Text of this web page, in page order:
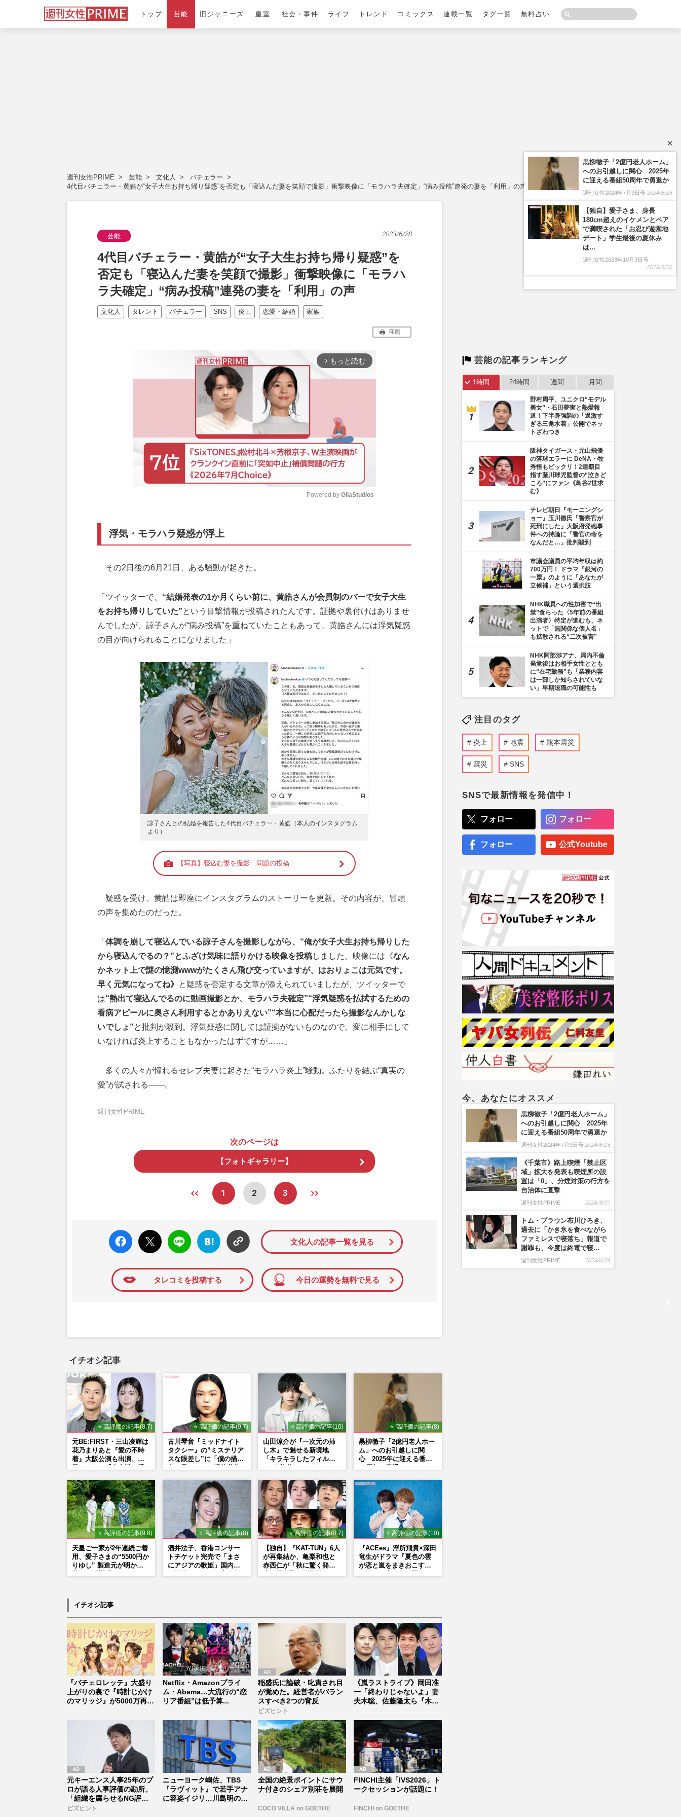
トップ 芸能 旧ジャニーズ 皇室 社会・事件 ライフ トレンド コミックス 連載一覧 タグ一覧 無料占い
週刊女性PRIME 芸能 文化人
バチェラー
4代目バチェラー・黄皓が“女子大生お持ち帰り疑惑”を否定も「寝込んだ妻を笑顔で撮影」衝撃映像に「モラハラ夫確定」“病み投稿”連発の妻を「利用」の声
芸能 2023/6/28
4代目バチェラー・黄皓が“女子大生お持ち帰り疑惑”を
否定も「寝込んだ妻を笑顔で撮影」衝撃映像に「モラハ
ラ夫確定」“病み投稿”連発の妻を「利用」の声
文化人 タレント バチェラー SNS 炎上 恋愛・結婚 家族
印刷
arrow_forward_ios もっと読む
Powered by GliaStudios
浮気・モラハラ疑惑が浮上
その2日後の6月21日、ある騒動が起きた。
「ツイッターで、 “結婚発表の1か月くらい前に、黄皓さんが会員制のバーで女子大生
をお持ち帰りしていた”という目撃情報が投稿されたんです。証拠や裏付けはありませ
んでしたが、諒子さんが“病み投稿”を重ねていたこともあって、黄皓さんには浮気疑惑
の目が向けられることになりました」
諒子さんとの結婚を報告した4代目バチェラー・黄皓（本人のインスタグラム
より）
【写真】寝込む妻を撮影…問題の投稿
疑惑を受け、黄皓は即座にインスタグラムのストーリーを更新。その内容が、冒頭
の声を集めたのだった。
「 体調を崩して寝込んでいる諒子さんを撮影しながら、“俺が女子大生お持ち帰りした
から寝込んでるの？”とふざけ気味に語りかける映像を投稿しました。映像には《なん
かネット上で謎の憶測wwwがたくさん飛び交っていますが、はおりょこは元気です。
早く元気になってね》 と疑惑を否定する文章が添えられていましたが、ツイッターで
は“熱出て寝込んでるのに動画撮影とか、モラハラ夫確定”“浮気疑惑を払拭するための
看病アピールに奥さん利用するとかありえない”“本当に心配だったら撮影なんかしな
いでしょ”と批判が殺到。浮気疑惑に関しては証拠がないものなので、変に相手にして
いなければ炎上することもなかったはずですが……」
多くの人々が憧れるセレブ夫妻に起きた“モラハラ炎上”騒動。ふたりを結ぶ“真実の
愛”が試される――。
週刊女性PRIME
次のページは
【フォトギャラリー】
1 2 3
faceboo
k いい
ね
X ポス
ト
LINE
はてな
ブック
マーク
文化人の記事一覧を見る
タレコミを投稿する 今日の運勢を無料で見る
イチオシ記事
⭐ 高評価の記事(8.7)
元BE:FIRST・三山凌輝は
花乃まりあと『愛の不時
着』大阪公演も出演、趣
ぎ」の実情
⭐ 高評価の記事(9.7)
古川琴音『ミッドナイト
タクシー』の“ミステリア
スな眼差し”に「僕の描く
で“公認”
⭐ 高評価の記事(10)
山田涼介が『一次元の挿
し木』で魅せる新境地
「キラキラしたフィルタ
悟
⭐ 高評価の記事(8)
黒柳徹子「2億円老人ホー
ム」へのお引越しに関
心 2025年に迎える番組
⭐ 高評価の記事(9.8)
天皇ご一家が2年連続ご着
用、愛子さまの“5500円か
りゆし” 製造元が明かす
⭐ 高評価の記事(8)
酒井法子、香港コンサー
トチケット完売で「まさ
にアジアの歌姫」国内外
⭐ 高評価の記事(8.7)
【独自】『KAT-TUN』6人
が再集結か、亀梨和也と
赤西仁が「秋に驚く発
⭐ 高評価の記事(10)
『ACEes』浮所飛貴×深田
竜生がドラマ『夏色の雲
が恋と嵐をまきおこす』
イチオシ記事
『バチェロレッテ』大盛り
上がりの裏で『時計じかけ
のマリッジ』が5000万再
Netflix・Amazonプライ
ム・Abema…大流行の“恋
リア番組”は低予算...
稲盛氏に論破・叱責され目
が覚めた。経営者がバラン
スすべき2つの背反
ビズヒント
《嵐ラストライブ》岡田准
一「終わりじゃないよ」妻
夫木聡、佐藤隆太ら『木更
元キーエンス人事25年のプ
ロが語る人事評価の勘所。
「組織を腐らせるNG評
価」とは...
ビズヒント
ニューヨーク嶋佐、TBS
『ラヴィット』で若手アナ
に容姿イジリ…川島明のフ
全国の絶景ポイントにサウ
ナ付きのシェア別荘を展開
COCO VILLA on GOETHE
FINCHI主催「IVS2026」ト
ークセッションが話題に！
FINCHI on GOETHE
芸能の記事ランキング
1時間 24時間 週間 月間
野村周平、ユニクロ“モデル
美女”・石田夢実と熱愛報
道！下半身強調の「過激す
ぎる三角水着」公開でネッ
トざわつき
阪神タイガース・元山飛優
の落球エラーに DeNA・牧
秀悟もビックリ！2連覇目
指す藤川球児監督の“泣きど
ころ”にファン《鳥谷2世求
む》
テレビ朝日『モーニングシ
ョー』玉川徹氏「警察官が
死刑にした」大阪府発砲事
件への持論に「警官の命を
なんだと…」批判殺到
市議会議員の平均年収は約
700万円！ ドラマ『銀河の
一票』のように「あなたが
立候補」という選択肢
NHK職員への性加害で“出
禁”食らった〈5年前の番組
出演者〉特定が進むも、ネ
ットで「無関係な個人名」
も拡散される“二次被害”
NHK阿部渉アナ、局内不倫
発覚後はお相手女性ととも
に“在宅勤務”も「業務内容
は一部しか知らされていな
い」早期退職の可能性も
注目のタグ
炎上 地震 熊本震災
震災 SNS
SNSで最新情報を発信中！
フォロー フォロー
フォロー 公式Youtube
今、あなたにオススメ
黒柳徹子「2億円老人ホーム」
へのお引越しに関心 2025年
に迎える番組50周年で勇退か
週刊女性2024年7月9日号 2024/6/25
《千葉市》路上喫煙「禁止区
域」拡大を発表も喫煙所の設
置は「0」、分煙対策の行方を
自治体に直撃
週刊女性PRIME 2026/5/27
トム・ブラウン布川ひろき、
過去に「かき氷を食べながら
ファミレスで寝落ち」報道で
謝罪も、今度は終電で寝…
週刊女性PRIME 2023/6/29
×
黒柳徹子「2億円老人ホーム」
へのお引越しに関心 2025年
に迎える番組50周年で勇退か
週刊女性2024年7月9日号 2024/6/25
【独自】愛子さま、身長
180cm超えのイケメンとペア
で満喫された「お忍び遊園地
デート」学生最後の夏休み
は…
週刊女性2023年10月3日号
2023/9/20